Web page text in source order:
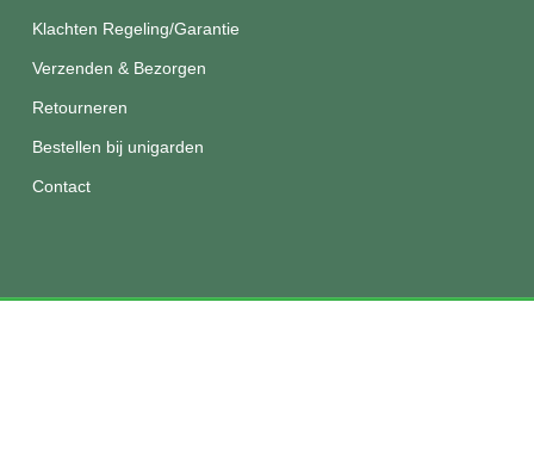
Klachten Regeling/Garantie
Verzenden & Bezorgen
Retourneren
Bestellen bij unigarden
Contact